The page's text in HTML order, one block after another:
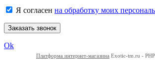
Я согласен на обработку моих
Заказать звонок
Ok
Платформа интернет-магазина Exotic-tm.ru -